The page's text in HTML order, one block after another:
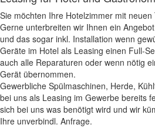
Sie möchten Ihre Hotelzimmer mit
Gerne unterbreiten wir Ihnen ein
und das sogar inkl. Installation wenn
Geräte im Hotel als Leasing einen Full-
auch alle Reparaturen oder wenn nötig
Gerät übernommen.
Gewerbliche Spülmaschinen, Herde,
bei uns als Leasing im Gewerbe bereits
sich bei uns was benötigt wird und wir
Ihre unverbindl. Anfrage.